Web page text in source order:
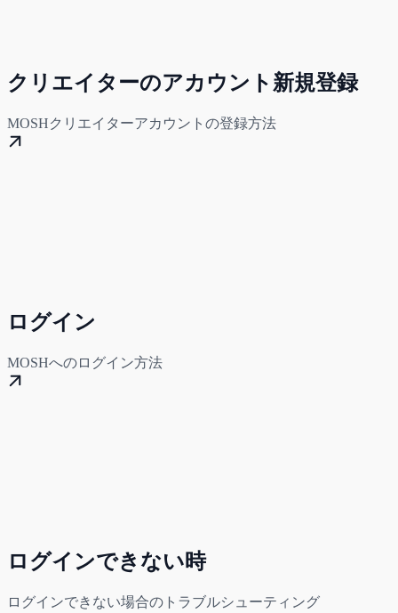
クリエイターのアカウント新規登録
MOSHクリエイターアカウントの登録方法
ログイン
MOSHへのログイン方法
ログインできない時
ログインできない場合のトラブルシューティング